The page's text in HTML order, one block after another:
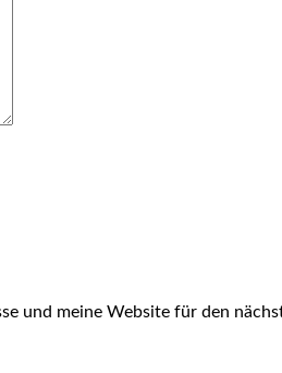
und meine Website für den